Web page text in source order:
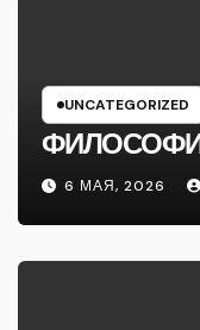
UNCATEGORIZED
6 МАЯ, 2026